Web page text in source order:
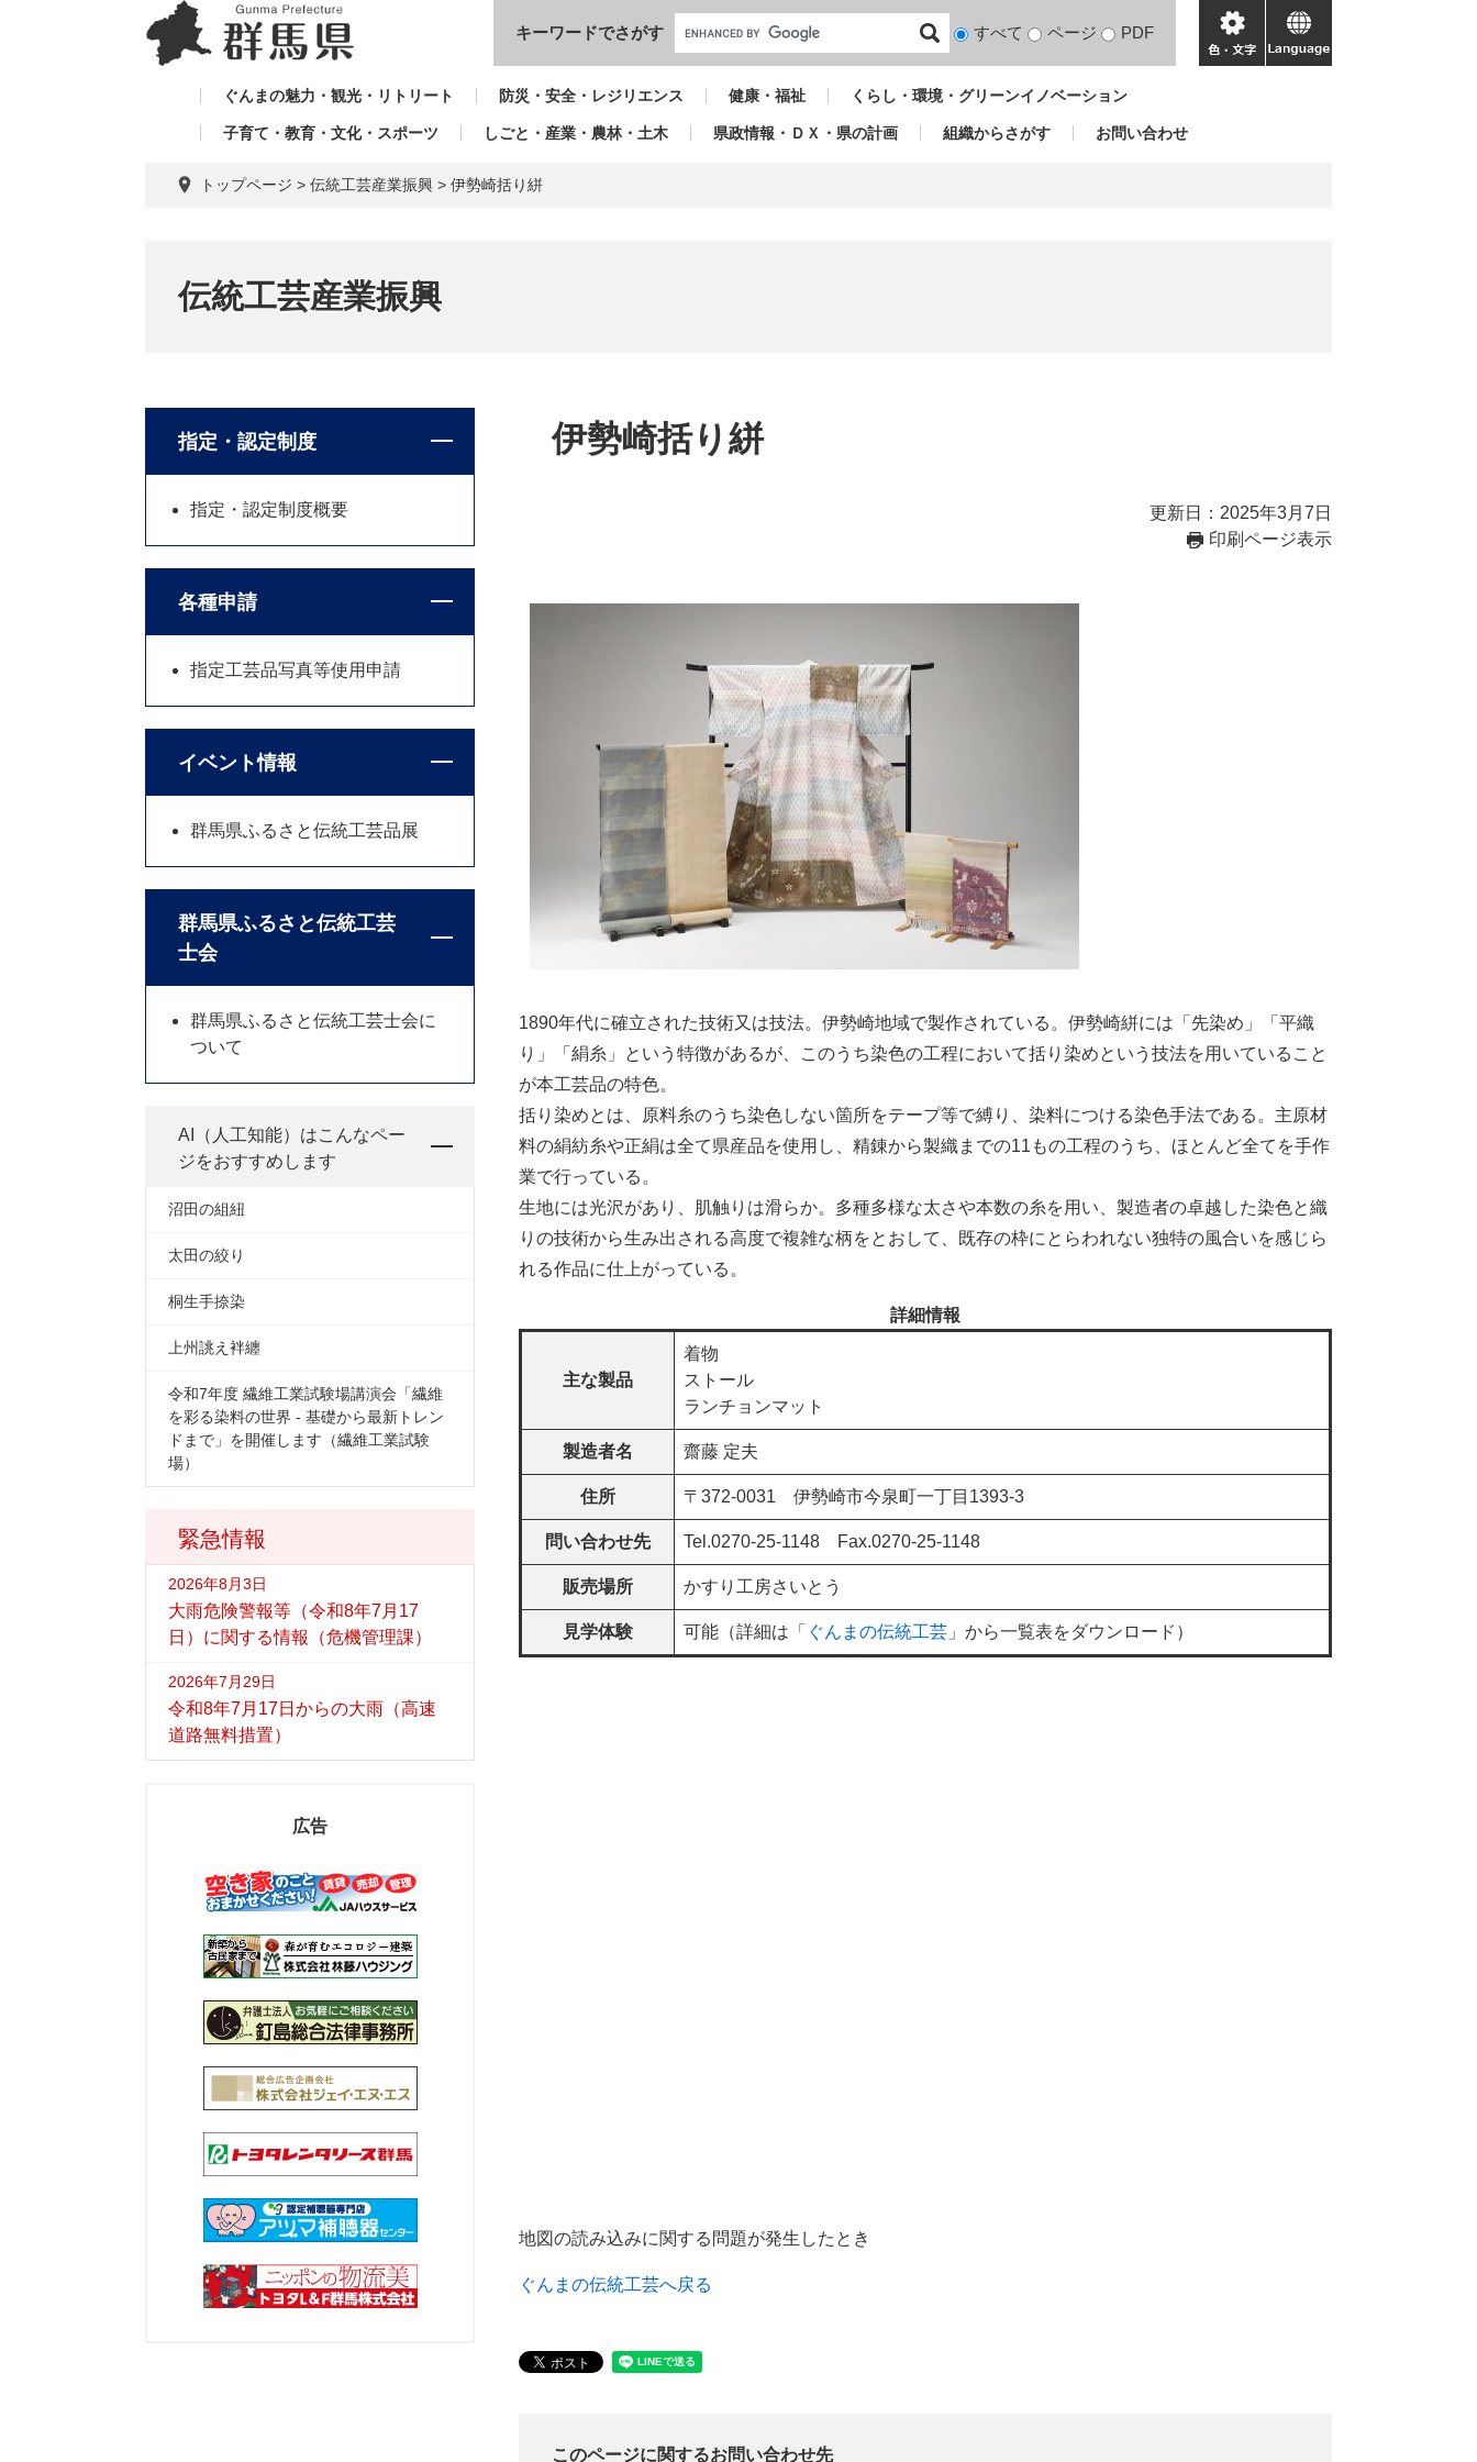
本文へ
キーワードでさがす
検
対
すべて ページ PDF
色・
文
language
ぐんまの魅力・観光・リトリート 防災・安全・レジリエンス 健康・福祉 くらし・環境・グリーンイノベーション
子育て・教育・文化・スポーツ しごと・産業・農林・土木 県政情報・ＤＸ・県の計画 組織からさがす お問い合わせ
トップページ > 伝統工芸産業振興 > 伊勢崎括り絣
伝統工芸産業振興
伊勢崎括り絣
更新日：2025年3月7日
印刷ページ表示
1890年代に確立された技術又は技法。伊勢崎地域で製作されている。伊勢崎絣には「先染め」「平織
り」「絹糸」という特徴があるが、このうち染色の工程において括り染めという技法を用いていること
が本工芸品の特色。
括り染めとは、原料糸のうち染色しない箇所をテープ等で縛り、染料につける染色手法である。主原材
料の絹紡糸や正絹は全て県産品を使用し、精錬から製織までの11もの工程のうち、ほとんど全てを手作
業で行っている。
生地には光沢があり、肌触りは滑らか。多種多様な太さや本数の糸を用い、製造者の卓越した染色と織
りの技術から生み出される高度で複雑な柄をとおして、既存の枠にとらわれない独特の風合いを感じら
れる作品に仕上がっている。
詳細情報
主な製品
着物
ストール
ランチョンマット
製造者名 齋藤 定夫
住所 〒372-0031 伊勢崎市今泉町一丁目1393-3
問い合わせ先 Tel.0270-25-1148 Fax.0270-25-1148
販売場所 かすり工房さいとう
見学体験 可能（詳細は「 ぐんまの伝統工芸 ​」から一覧表をダウンロード）
地図の読み込みに関する問題が発生したとき
ぐんまの伝統工芸へ戻る
このページに関するお問い合わせ先
緊急情報
2026年8月3日
大雨危険警報等（令和8年7月17
日）に関する情報（危機管理課）
2026年7月29日
令和8年7月17日からの大雨（高速
道路無料措置）
指定・認定制度
指定・認定制度概要
各種申請
指定工芸品写真等使用申請
イベント情報
群馬県ふるさと伝統工芸品展
群馬県ふるさと伝統工芸
士会
群馬県ふるさと伝統工芸士会に
ついて
AI（人工知能）はこんなペー
ジをおすすめします
沼田の組紐
太田の絞り
桐生手捺染
上州誂え袢纏
令和7年度 繊維工業試験場講演会「繊維
を彩る染料の世界 - 基礎から最新トレン
ドまで」を開催します（繊維工業試験
場）
広告